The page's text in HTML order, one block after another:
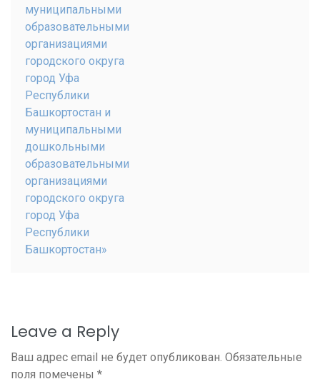
муниципальными
образовательными
организациями
городского округа
город Уфа
Республики
Башкортостан и
муниципальными
дошкольными
образовательными
организациями
городского округа
город Уфа
Республики
Башкортостан»
Leave a Reply
Ваш адрес email не будет опубликован. Обязательные
поля помечены *